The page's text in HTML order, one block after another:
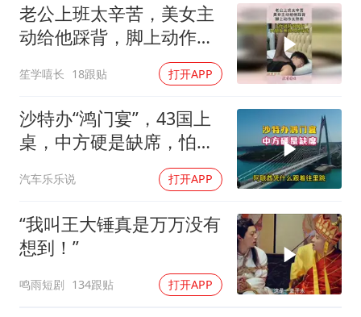
老公上班太辛苦，美女主
动给他踩背，脚上动作太
笙学嘻长 18跟贴 打开APP
沙特办“鸿门宴”，43国上
桌，中方硬是缺席，怕得
汽车乐乐说 打开APP
“我叫王大锤真是万万没有
想到！”
鸣雨短剧 134跟贴 打开APP